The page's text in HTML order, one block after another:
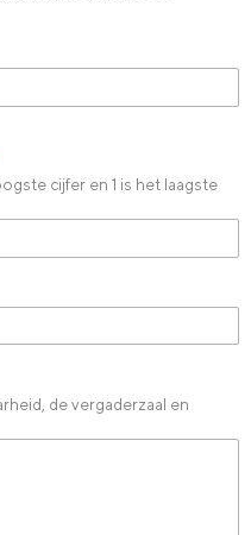
cijfer en 1 is het laagste
de vergaderzaal en